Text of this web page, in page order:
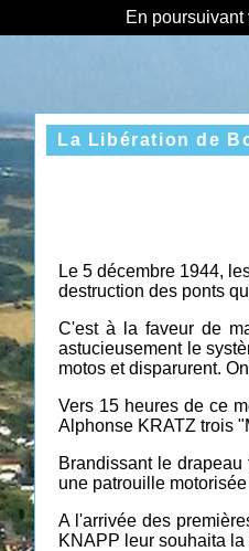
En
La Libération de
Le 5 décembre 1944,
destruction des ponts
C'est à la faveur de
astucieusement le
motos et disparurent.
Vers 15 heures de ce
Alphonse KRATZ trois
Brandissant le
une patrouille
A l'arrivée des
KNAPP leur souhaita